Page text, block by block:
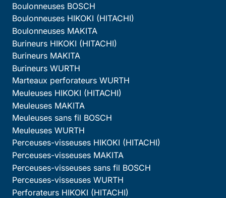
Boulonneuses BOSCH
Boulonneuses HIKOKI (HITACHI)
Boulonneuses MAKITA
Burineurs HIKOKI (HITACHI)
Burineurs MAKITA
Burineurs WURTH
Marteaux perforateurs WURTH
Meuleuses HIKOKI (HITACHI)
Meuleuses MAKITA
Meuleuses sans fil BOSCH
Meuleuses WURTH
Perceuses-visseuses HIKOKI (HITACHI)
Perceuses-visseuses MAKITA
Perceuses-visseuses sans fil BOSCH
Perceuses-visseuses WURTH
Perforateurs HIKOKI (HITACHI)